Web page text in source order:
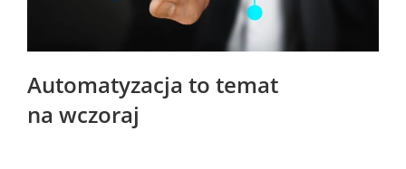
Automatyzacja to temat
na wczoraj